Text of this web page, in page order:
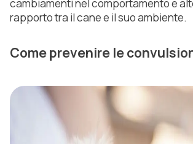
cambiamenti nel comportamento e
rapporto tra il cane e il suo ambiente.
Come prevenire le